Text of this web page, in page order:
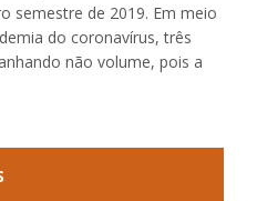
semestre de 2019. Em meio
do coronavírus, três
não volume, pois a